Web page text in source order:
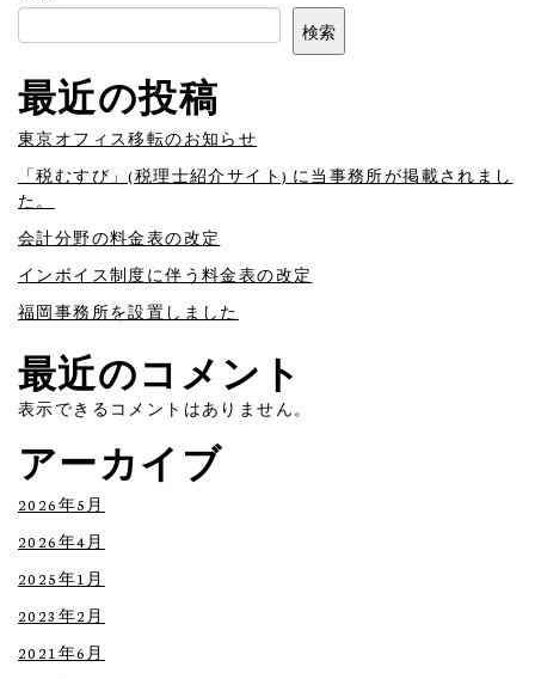
検索
最近の投稿
東京オフィス移転のお知らせ
「税むすび」(税理士紹介サイト) に当事務所が掲載されまし
た。
会計分野の料金表の改定
インボイス制度に伴う料金表の改定
福岡事務所を設置しました
最近のコメント
表示できるコメントはありません。
アーカイブ
2026年5月
2026年4月
2025年1月
2023年2月
2021年6月